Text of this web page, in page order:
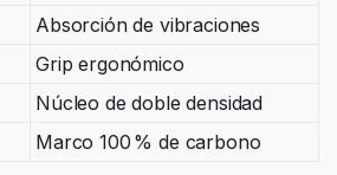
Absorción de vibraciones
Grip ergonómico
Núcleo de doble densidad
Marco 100 % de carbono